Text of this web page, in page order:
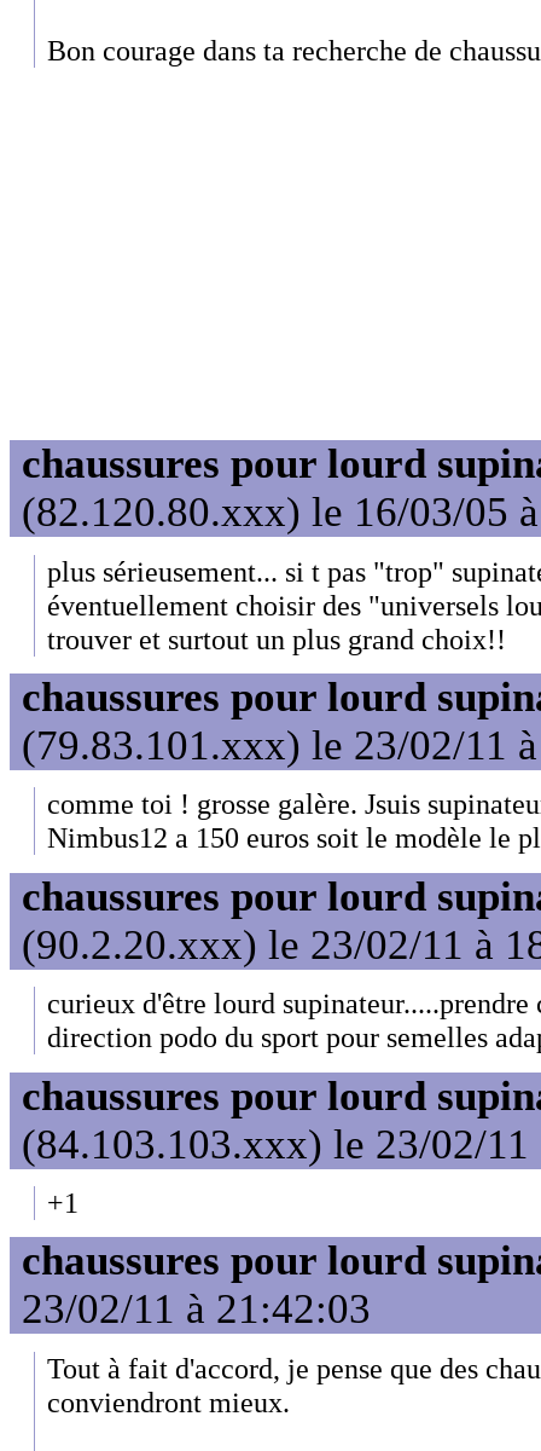
Bon courage dans ta recherche de
chaussures pour lourd
(82.120.80.xxx) le 16/03/05
plus sérieusement... si t pas "trop"
éventuellement choisir des "universels
trouver et surtout un plus grand choix!!
chaussures pour lourd
(79.83.101.xxx) le 23/02/11
comme toi ! grosse galère. Jsuis
Nimbus12 a 150 euros soit le modèle le
chaussures pour lourd
(90.2.20.xxx) le 23/02/11 à
curieux d'être lourd supinateur.....prendre
direction podo du sport pour semelles
chaussures pour lourd
(84.103.103.xxx) le 23/02/11
+1
chaussures pour lourd
23/02/11 à 21:42:03
Tout à fait d'accord, je pense que des
conviendront mieux.